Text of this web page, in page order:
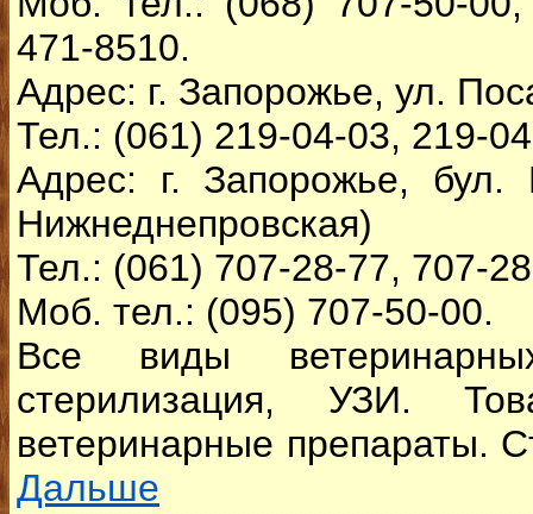
471-8510.
Адрес: г. Запорожье, ул.
Тел.: (061) 219-04-03, 219-
Адрес: г. Запорожье, бул.
Нижнеднепровская)
Тел.: (061) 707-28-77, 707-
Моб. тел.: (095) 707-50-00.
Все виды
стерилизация, УЗИ.
ветеринарные препараты.
Дальше